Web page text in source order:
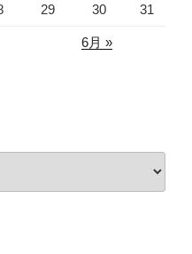
29 30 31
6月 »